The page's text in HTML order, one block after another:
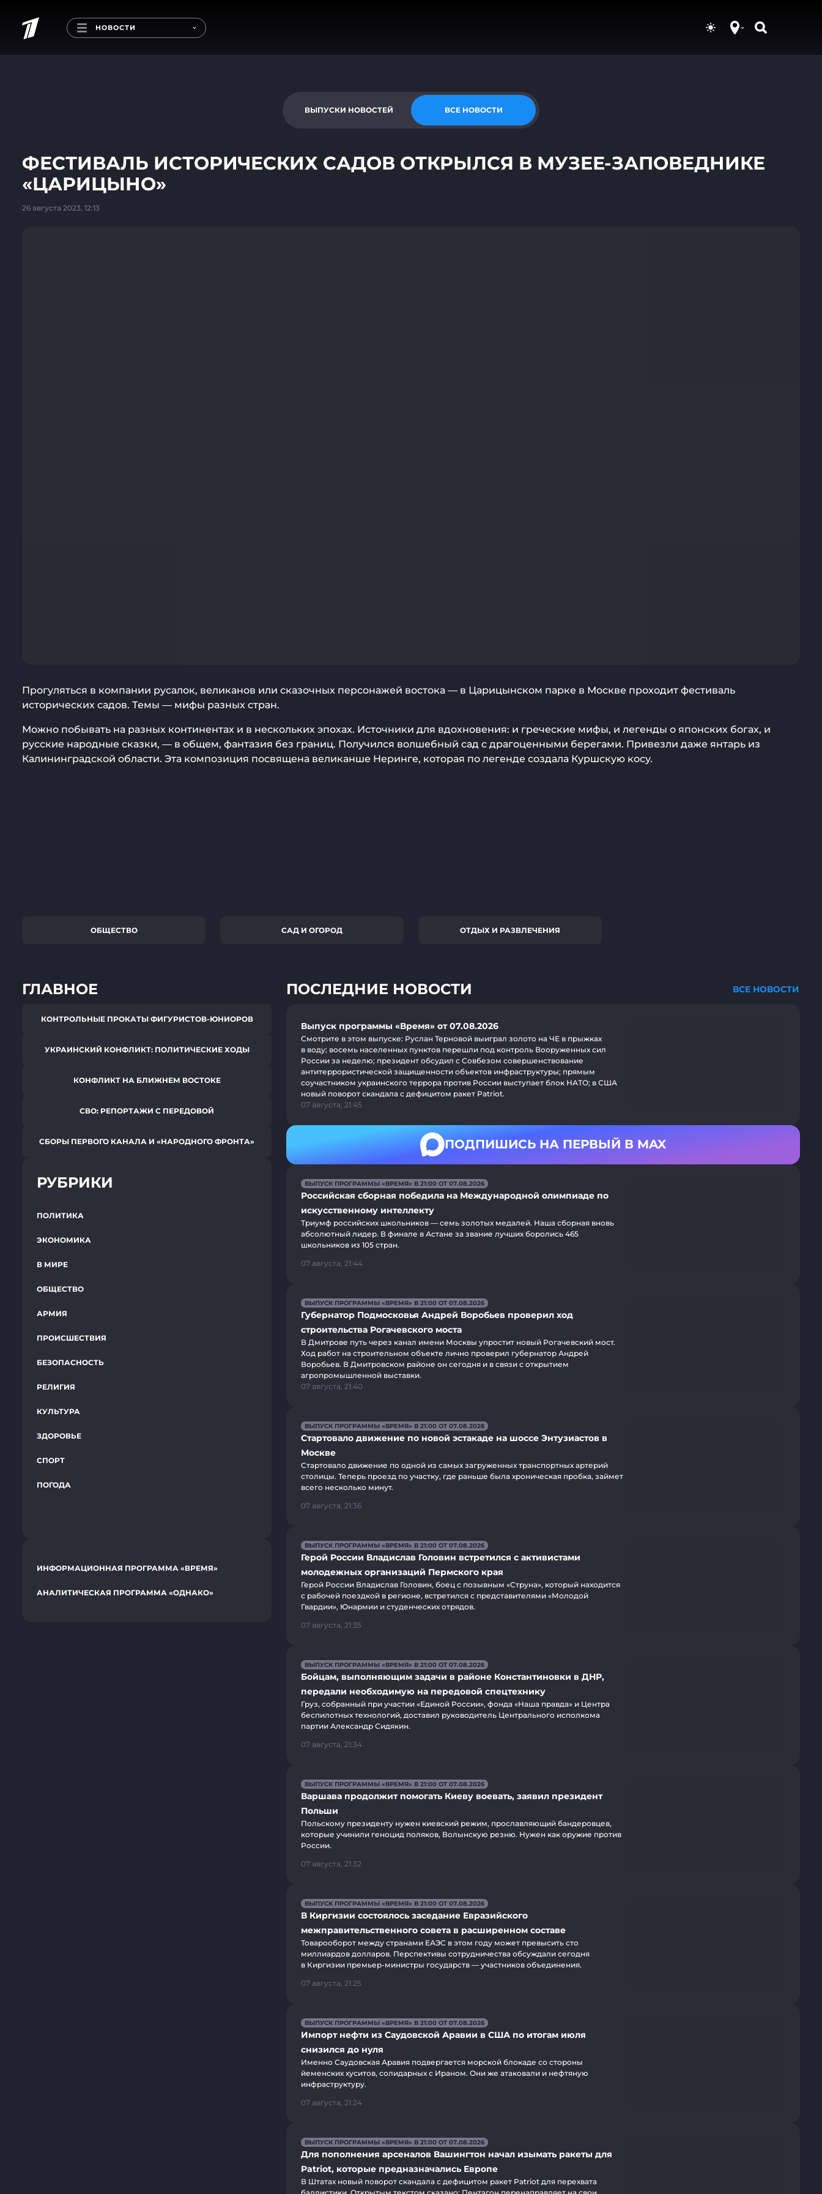
НОВОСТИ
ВЫПУСКИ НОВОСТЕЙ ВСЕ НОВОСТИ
ФЕСТИВАЛЬ ИСТОРИЧЕСКИХ САДОВ ОТКРЫЛСЯ В МУЗЕЕ-ЗАПОВЕДНИКЕ
«ЦАРИЦЫНО»
26 августа 2023, 12:13
Прогуляться в компании русалок, великанов или сказочных персонажей востока — в Царицынском парке в Москве проходит фестиваль
исторических садов. Темы — мифы разных стран.
Можно побывать на разных континентах и в нескольких эпохах. Источники для вдохновения: и греческие мифы, и легенды о японских богах, и
русские народные сказки, — в общем, фантазия без границ. Получился волшебный сад с драгоценными берегами. Привезли даже янтарь из
Калининградской области. Эта композиция посвящена великанше Неринге, которая по легенде создала Куршскую косу.
ОБЩЕСТВО САД И ОГОРОД ОТДЫХ И РАЗВЛЕЧЕНИЯ
ГЛАВНОЕ
КОНТРОЛЬНЫЕ ПРОКАТЫ ФИГУРИСТОВ-ЮНИОРОВ
УКРАИНСКИЙ КОНФЛИКТ: ПОЛИТИЧЕСКИЕ ХОДЫ
КОНФЛИКТ НА БЛИЖНЕМ ВОСТОКЕ
СВО: РЕПОРТАЖИ С ПЕРЕДОВОЙ
СБОРЫ ПЕРВОГО КАНАЛА И «НАРОДНОГО ФРОНТА»
РУБРИКИ
ПОЛИТИКА
ЭКОНОМИКА
В МИРЕ
ОБЩЕСТВО
АРМИЯ
ПРОИСШЕСТВИЯ
БЕЗОПАСНОСТЬ
РЕЛИГИЯ
КУЛЬТУРА
ЗДОРОВЬЕ
СПОРТ
ПОГОДА
ИНФОРМАЦИОННАЯ ПРОГРАММА «ВРЕМЯ»
АНАЛИТИЧЕСКАЯ ПРОГРАММА «ОДНАКО»
ПОСЛЕДНИЕ НОВОСТИ ВСЕ НОВОСТИ
Выпуск программы «Время» от 07.08.2026
Смотрите в этом выпуске: Руслан Терновой выиграл золото на ЧЕ в прыжках
в воду; восемь населенных пунктов перешли под контроль Вооруженных сил
России за неделю; президент обсудил с Совбезом совершенствование
антитеррористической защищенности объектов инфраструктуры; прямым
соучастником украинского террора против России выступает блок НАТО; в США
новый поворот скандала с дефицитом ракет Patriot.
07 августа, 21:45
ПОДПИШИСЬ НА ПЕРВЫЙ В MAX
ВЫПУСК ПРОГРАММЫ «ВРЕМЯ» В 21:00 ОТ 07.08.2026
Российская сборная победила на Международной олимпиаде по
искусственному интеллекту
Триумф российских школьников — семь золотых медалей. Наша сборная вновь
абсолютный лидер. В финале в Астане за звание лучших боролись 465
школьников из 105 стран.
07 августа, 21:44
ВЫПУСК ПРОГРАММЫ «ВРЕМЯ» В 21:00 ОТ 07.08.2026
Губернатор Подмосковья Андрей Воробьев проверил ход
строительства Рогачевского моста
В Дмитрове путь через канал имени Москвы упростит новый Рогачевский мост.
Ход работ на строительном объекте лично проверил губернатор Андрей
Воробьев. В Дмитровском районе он сегодня и в связи с открытием
агропромышленной выставки.
07 августа, 21:40
ВЫПУСК ПРОГРАММЫ «ВРЕМЯ» В 21:00 ОТ 07.08.2026
Стартовало движение по новой эстакаде на шоссе Энтузиастов в
Москве
Стартовало движение по одной из самых загруженных транспортных артерий
столицы. Теперь проезд по участку, где раньше была хроническая пробка, займет
всего несколько минут.
07 августа, 21:36
ВЫПУСК ПРОГРАММЫ «ВРЕМЯ» В 21:00 ОТ 07.08.2026
Герой России Владислав Головин встретился с активистами
молодежных организаций Пермского края
Герой России Владислав Головин, боец с позывным «Струна», который находится
с рабочей поездкой в регионе, встретился с представителями «Молодой
Гвардии», Юнармии и студенческих отрядов.
07 августа, 21:35
ВЫПУСК ПРОГРАММЫ «ВРЕМЯ» В 21:00 ОТ 07.08.2026
Бойцам, выполняющим задачи в районе Константиновки в ДНР,
передали необходимую на передовой спецтехнику
Груз, собранный при участии «Единой России», фонда «Наша правда» и Центра
беспилотных технологий, доставил руководитель Центрального исполкома
партии Александр Сидякин.
07 августа, 21:34
ВЫПУСК ПРОГРАММЫ «ВРЕМЯ» В 21:00 ОТ 07.08.2026
Варшава продолжит помогать Киеву воевать, заявил президент
Польши
Польскому президенту нужен киевский режим, прославляющий бандеровцев,
которые учинили геноцид поляков, Волынскую резню. Нужен как оружие против
России.
07 августа, 21:32
ВЫПУСК ПРОГРАММЫ «ВРЕМЯ» В 21:00 ОТ 07.08.2026
В Киргизии состоялось заседание Евразийского
межправительственного совета в расширенном составе
Товарооборот между странами ЕАЭС в этом году может превысить сто
миллиардов долларов. Перспективы сотрудничества обсуждали сегодня
в Киргизии премьер-министры государств — участников объединения.
07 августа, 21:25
ВЫПУСК ПРОГРАММЫ «ВРЕМЯ» В 21:00 ОТ 07.08.2026
Импорт нефти из Саудовской Аравии в США по итогам июля
снизился до нуля
Именно Саудовская Аравия подвергается морской блокаде со стороны
йеменских хуситов, солидарных с Ираном. Они же атаковали и нефтяную
инфраструктуру.
07 августа, 21:24
ВЫПУСК ПРОГРАММЫ «ВРЕМЯ» В 21:00 ОТ 07.08.2026
Для пополнения арсеналов Вашингтон начал изымать ракеты для
Patriot, которые предназначались Европе
В Штатах новый поворот скандала с дефицитом ракет Patriot для перехвата
баллистики. Открытым текстом сказано: Пентагон перенаправляет на свои